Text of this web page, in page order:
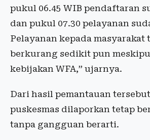
pukul 06.45 WIB pendaftaran
dan pukul 07.30 pelayanan
Pelayanan kepada masyarakat
berkurang sedikit pun
kebijakan WFA,” ujarnya.
Dari hasil pemantauan
puskesmas dilaporkan tetap
tanpa gangguan berarti.